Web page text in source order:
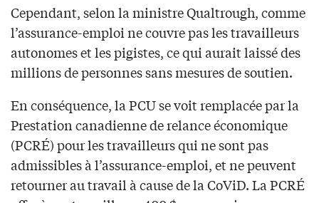
Cependant, selon la ministre Qualtrough, comme
l’assurance-emploi ne couvre pas les travailleurs
autonomes et les pigistes, ce qui aurait laissé des
millions de personnes sans mesures de soutien.
En conséquence, la PCU se voit remplacée par la
Prestation canadienne de relance économique
(PCRÉ) pour les travailleurs qui ne sont pas
admissibles à l’assurance-emploi, et ne peuvent
retourner au travail à cause de la CoViD. La PCRÉ